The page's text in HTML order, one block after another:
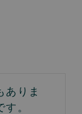
ありま
。